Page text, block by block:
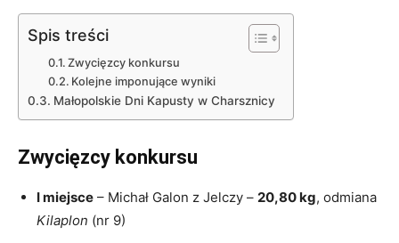
Spis treści
Zwycięzcy konkursu
Kolejne imponujące wyniki
Małopolskie Dni Kapusty w Charsznicy
Zwycięzcy konkursu
I miejsce – Michał Galon z Jelczy – 20,80 kg, odmiana
Kilaplon (nr 9)